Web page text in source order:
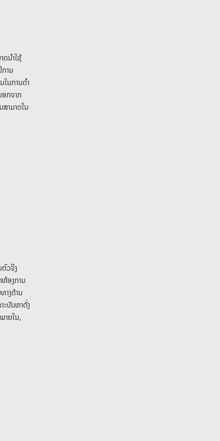
ດນໍາໃຊ້
ານ
ນການດໍາ
ອກຈາກ
າມາດ​ໃນ​
ວຈິງ
ອງການ
າງດ້ານ
ະບັນຫາດັ່ງ
າຍໃນ,